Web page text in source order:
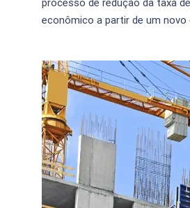
processo de redução da taxa
econômico a partir de um novo